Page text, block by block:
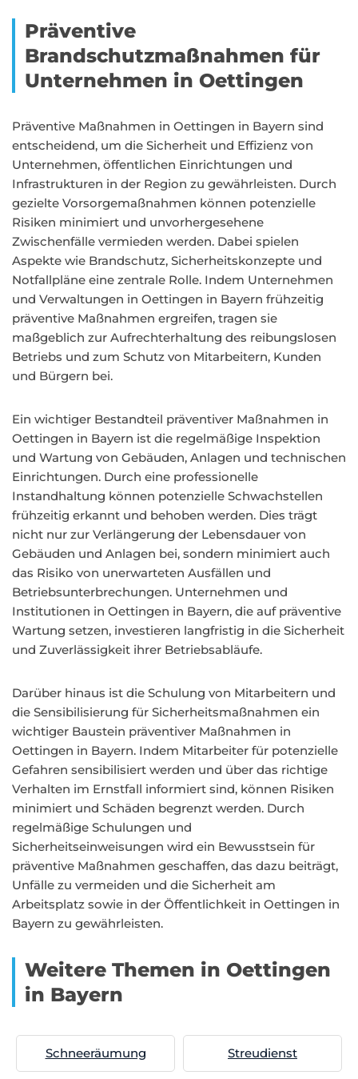
Präventive
Brandschutzmaßnahmen für
Unternehmen in Oettingen
Präventive Maßnahmen in Oettingen in Bayern sind
entscheidend, um die Sicherheit und Effizienz von
Unternehmen, öffentlichen Einrichtungen und
Infrastrukturen in der Region zu gewährleisten. Durch
gezielte Vorsorgemaßnahmen können potenzielle
Risiken minimiert und unvorhergesehene
Zwischenfälle vermieden werden. Dabei spielen
Aspekte wie Brandschutz, Sicherheitskonzepte und
Notfallpläne eine zentrale Rolle. Indem Unternehmen
und Verwaltungen in Oettingen in Bayern frühzeitig
präventive Maßnahmen ergreifen, tragen sie
maßgeblich zur Aufrechterhaltung des reibungslosen
Betriebs und zum Schutz von Mitarbeitern, Kunden
und Bürgern bei.
Ein wichtiger Bestandteil präventiver Maßnahmen in
Oettingen in Bayern ist die regelmäßige Inspektion
und Wartung von Gebäuden, Anlagen und technischen
Einrichtungen. Durch eine professionelle
Instandhaltung können potenzielle Schwachstellen
frühzeitig erkannt und behoben werden. Dies trägt
nicht nur zur Verlängerung der Lebensdauer von
Gebäuden und Anlagen bei, sondern minimiert auch
das Risiko von unerwarteten Ausfällen und
Betriebsunterbrechungen. Unternehmen und
Institutionen in Oettingen in Bayern, die auf präventive
Wartung setzen, investieren langfristig in die Sicherheit
und Zuverlässigkeit ihrer Betriebsabläufe.
Darüber hinaus ist die Schulung von Mitarbeitern und
die Sensibilisierung für Sicherheitsmaßnahmen ein
wichtiger Baustein präventiver Maßnahmen in
Oettingen in Bayern. Indem Mitarbeiter für potenzielle
Gefahren sensibilisiert werden und über das richtige
Verhalten im Ernstfall informiert sind, können Risiken
minimiert und Schäden begrenzt werden. Durch
regelmäßige Schulungen und
Sicherheitseinweisungen wird ein Bewusstsein für
präventive Maßnahmen geschaffen, das dazu beiträgt,
Unfälle zu vermeiden und die Sicherheit am
Arbeitsplatz sowie in der Öffentlichkeit in Oettingen in
Bayern zu gewährleisten.
Weitere Themen in Oettingen
in Bayern
Schneeräumung Streudienst